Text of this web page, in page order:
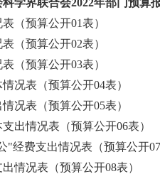
学界联合会2022年部门预算
（预算公开01表）
（预算公开02表）
（预算公开03表）
况表（预算公开04表）
况表（预算公开05表）
出情况表（预算公开06表）
"经费支出情况表（预算公开
情况表（预算公开08表）